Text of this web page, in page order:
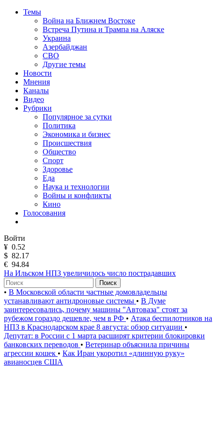
Темы
Война на Ближнем Востоке
Встреча Путина и Трампа на Аляске
Украина
Азербайджан
СВО
Другие темы
Новости
Мнения
Каналы
Видео
Рубрики
Популярное за сутки
Политика
Экономика и бизнес
Происшествия
Общество
Спорт
Здоровье
Еда
Наука и технологии
Войны и конфликты
Кино
Голосования
Войти
¥ 0.52
$ 82.17
€ 94.84
На Ильском НПЗ увеличилось число пострадавших
Поиск
• В Московской области частные домовладельцы
устанавливают антидроновые системы • В Думе
заинтересовались, почему машины "Автоваза" стоят за
рубежом гораздо дешевле, чем в РФ • Атака беспилотников на
НПЗ в Краснодарском крае 8 августа: обзор ситуации •
Депутат: в России с 1 марта расширят критерии блокировки
банковских переводов • Ветеринар объяснила причины
агрессии кошек • Как Иран укоротил «длинную руку»
авианосцев США